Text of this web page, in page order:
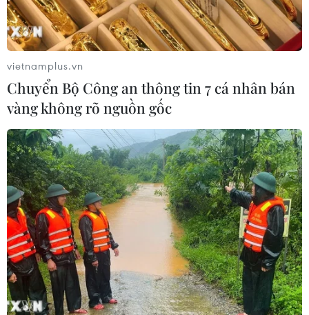
TIN CÙNG CHUYÊN MỤC
Chiến dịch siết nhập cư của Mỹ tăng
tốc, ICE bắt giữ 51.000 người
09/08/2026 06:56
Bạn bè Canada chia sẻ về giá trị độc
lập, tự chủ của Việt Nam
09/08/2026 05:13
vietnamplus.vn
Chuyển Bộ Công an thông tin 7 cá nhân bán
vàng không rõ nguồn gốc